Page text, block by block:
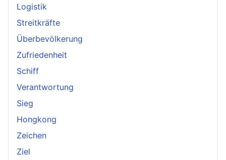
Logistik
Streitkräfte
Überbevölkerung
Zufriedenheit
Schiff
Verantwortung
Sieg
Hongkong
Zeichen
Ziel